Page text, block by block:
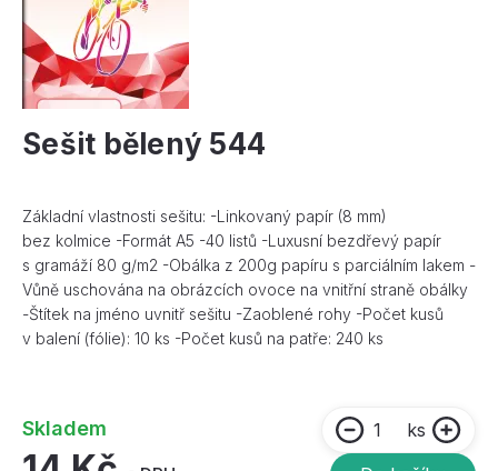
Sešit bělený 544
Základní vlastnosti sešitu: -Linkovaný papír (8 mm)
bez kolmice -Formát A5 -40 listů -Luxusní bezdřevý papír
s gramáží 80 g/m2 -Obálka z 200g papíru s parciálním lakem -
Vůně uschována na obrázcích ovoce na vnitřní straně obálky
-Štítek na jméno uvnitř sešitu -Zaoblené rohy -Počet kusů
v balení (fólie): 10 ks -Počet kusů na patře: 240 ks
Skladem
ks